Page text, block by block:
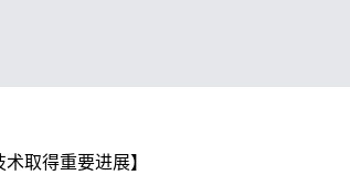
取得重要进展】